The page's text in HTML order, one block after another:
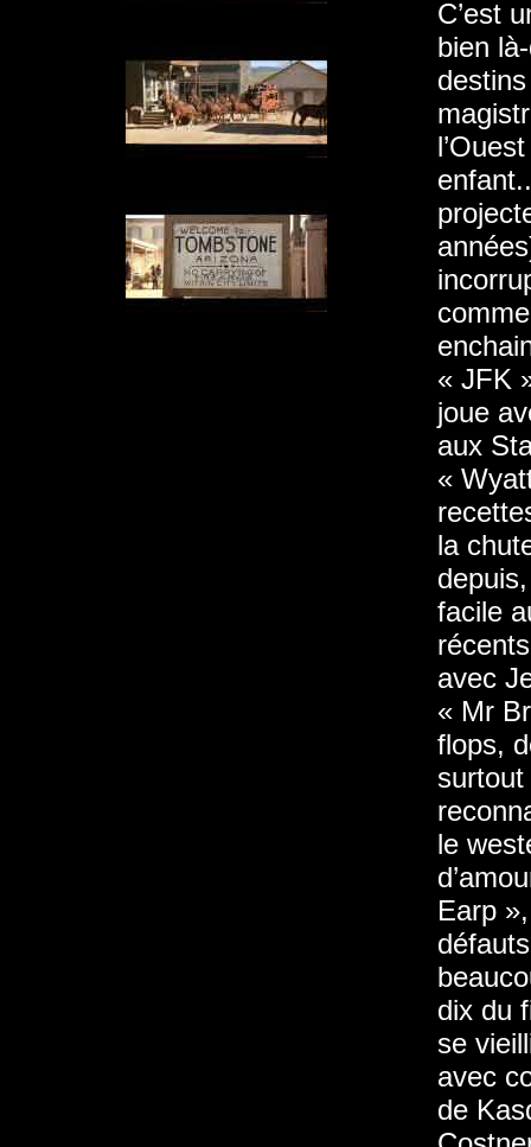
C’est
bien
« JFK
joue
aux
«
la
facile
avec
« Mr
flops,
le
Earp
dix du
se
avec
de